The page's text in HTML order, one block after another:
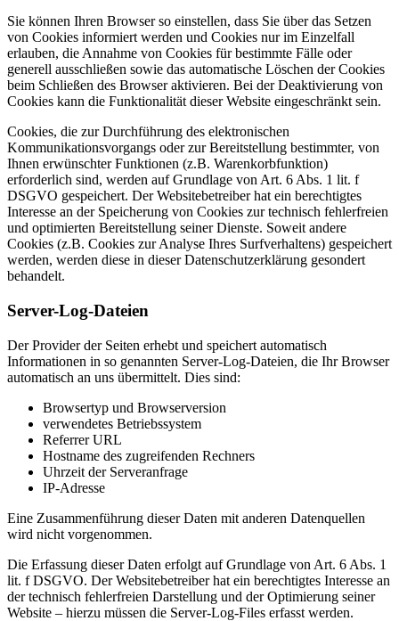
Sie können Ihren Browser so einstellen, dass Sie über das Setzen
von Cookies informiert werden und Cookies nur im Einzelfall
erlauben, die Annahme von Cookies für bestimmte Fälle oder
generell ausschließen sowie das automatische Löschen der Cookies
beim Schließen des Browser aktivieren. Bei der Deaktivierung von
Cookies kann die Funktionalität dieser Website eingeschränkt sein.
Cookies, die zur Durchführung des elektronischen
Kommunikationsvorgangs oder zur Bereitstellung bestimmter, von
Ihnen erwünschter Funktionen (z.B. Warenkorbfunktion)
erforderlich sind, werden auf Grundlage von Art. 6 Abs. 1 lit. f
DSGVO gespeichert. Der Websitebetreiber hat ein berechtigtes
Interesse an der Speicherung von Cookies zur technisch fehlerfreien
und optimierten Bereitstellung seiner Dienste. Soweit andere
Cookies (z.B. Cookies zur Analyse Ihres Surfverhaltens) gespeichert
werden, werden diese in dieser Datenschutzerklärung gesondert
behandelt.
Server-Log-Dateien
Der Provider der Seiten erhebt und speichert automatisch
Informationen in so genannten Server-Log-Dateien, die Ihr Browser
automatisch an uns übermittelt. Dies sind:
Browsertyp und Browserversion
verwendetes Betriebssystem
Referrer URL
Hostname des zugreifenden Rechners
Uhrzeit der Serveranfrage
IP-Adresse
Eine Zusammenführung dieser Daten mit anderen Datenquellen
wird nicht vorgenommen.
Die Erfassung dieser Daten erfolgt auf Grundlage von Art. 6 Abs. 1
lit. f DSGVO. Der Websitebetreiber hat ein berechtigtes Interesse an
der technisch fehlerfreien Darstellung und der Optimierung seiner
Website – hierzu müssen die Server-Log-Files erfasst werden.